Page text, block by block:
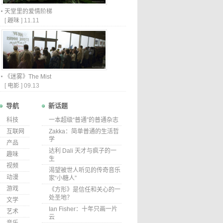
天堂里的爱情阶梯
[ 趣味 ] 11.11
《迷雾》The Mist
[ 电影 ] 09.13
导航
科技
互联网
产品
趣味
视频
动漫
游戏
文学
艺术
新话题
一本超级“普通”的普通杂志
Zakka：简单普通的生活哲
学
达利 Dali 天才与疯子的一
生
渴望被世人听见的传奇音乐
家“小糖人”
《方形》是信任和关心的一
处圣地？
Ian Fisher：十年只画一片
云